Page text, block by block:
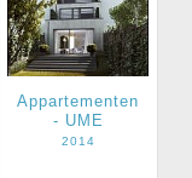
Appartementen
- UME
2014